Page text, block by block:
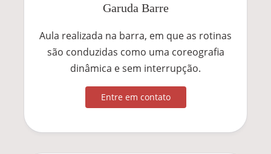
Garuda Barre
Aula realizada na barra, em que as rotinas
são conduzidas como uma coreografia
dinâmica e sem interrupção.
Entre em contato